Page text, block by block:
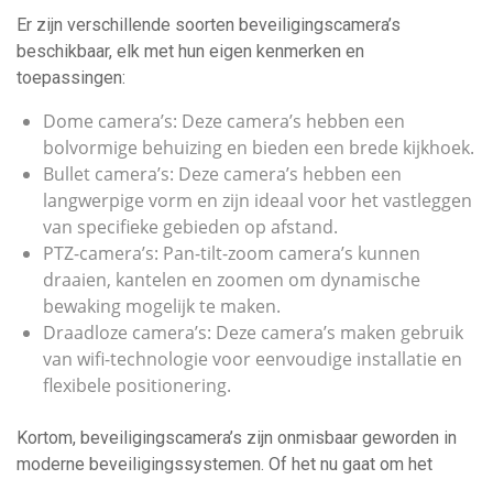
Er zijn verschillende soorten beveiligingscamera’s
beschikbaar, elk met hun eigen kenmerken en
toepassingen:
Dome camera’s: Deze camera’s hebben een
bolvormige behuizing en bieden een brede kijkhoek.
Bullet camera’s: Deze camera’s hebben een
langwerpige vorm en zijn ideaal voor het vastleggen
van specifieke gebieden op afstand.
PTZ-camera’s: Pan-tilt-zoom camera’s kunnen
draaien, kantelen en zoomen om dynamische
bewaking mogelijk te maken.
Draadloze camera’s: Deze camera’s maken gebruik
van wifi-technologie voor eenvoudige installatie en
flexibele positionering.
Kortom, beveiligingscamera’s zijn onmisbaar geworden in
moderne beveiligingssystemen. Of het nu gaat om het